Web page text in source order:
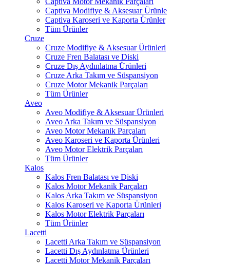
Captiva Modifiye & Aksesuar Ürünle
Captiva Karoseri ve Kaporta Ürünler
Tüm Ürünler
Cruze
Cruze Modifiye & Aksesuar Ürünleri
Cruze Fren Balatası ve Diski
Cruze Dış Aydınlatma Ürünleri
Cruze Arka Takım ve Süspansiyon
Cruze Motor Mekanik Parçaları
Tüm Ürünler
Aveo
Aveo Modifiye & Aksesuar Ürünleri
Aveo Arka Takım ve Süspansiyon
Aveo Motor Mekanik Parçaları
Aveo Karoseri ve Kaporta Ürünleri
Aveo Motor Elektrik Parçaları
Tüm Ürünler
Kalos
Kalos Fren Balatası ve Diski
Kalos Motor Mekanik Parçaları
Kalos Arka Takım ve Süspansiyon
Kalos Karoseri ve Kaporta Ürünleri
Kalos Motor Elektrik Parçaları
Tüm Ürünler
Lacetti
Lacetti Arka Takım ve Süspansiyon
Lacetti Dış Aydınlatma Ürünleri
Lacetti Motor Mekanik Parçaları